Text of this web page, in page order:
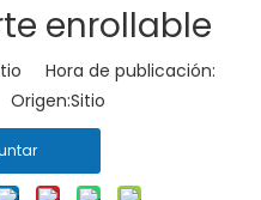
enrollable
Hora de publicación:
Sitio